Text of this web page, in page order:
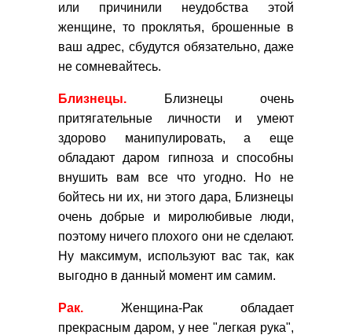
или причинили неудобства этой
женщине, то проклятья, брошенные в
ваш адрес, сбудутся обязательно, даже
не сомневайтесь.
Близнецы. Близнецы очень
притягательные личности и умеют
здорово манипулировать, а еще
обладают даром гипноза и способны
внушить вам все что угодно. Но не
бойтесь ни их, ни этого дара, Близнецы
очень добрые и миролюбивые люди,
поэтому ничего плохого они не сделают.
Ну максимум, используют вас так, как
выгодно в данный момент им самим.
Рак. Женщина-Рак обладает
прекрасным даром, у нее "легкая рука",